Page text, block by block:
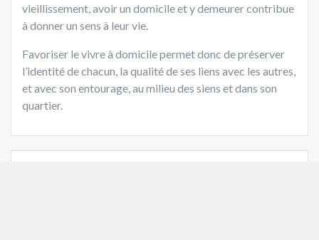
vieillissement, avoir un domicile et y demeurer contribue
à donner un sens à leur vie.
Favoriser le vivre à domicile permet donc de préserver
l’identité de chacun, la qualité de ses liens avec les autres,
et avec son entourage, au milieu des siens et dans son
quartier.